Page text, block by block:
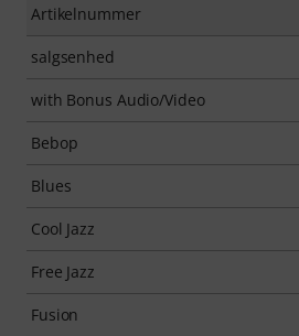
Artikelnummer
salgsenhed
with Bonus Audio/Video
Bebop
Blues
Cool Jazz
Free Jazz
Fusion